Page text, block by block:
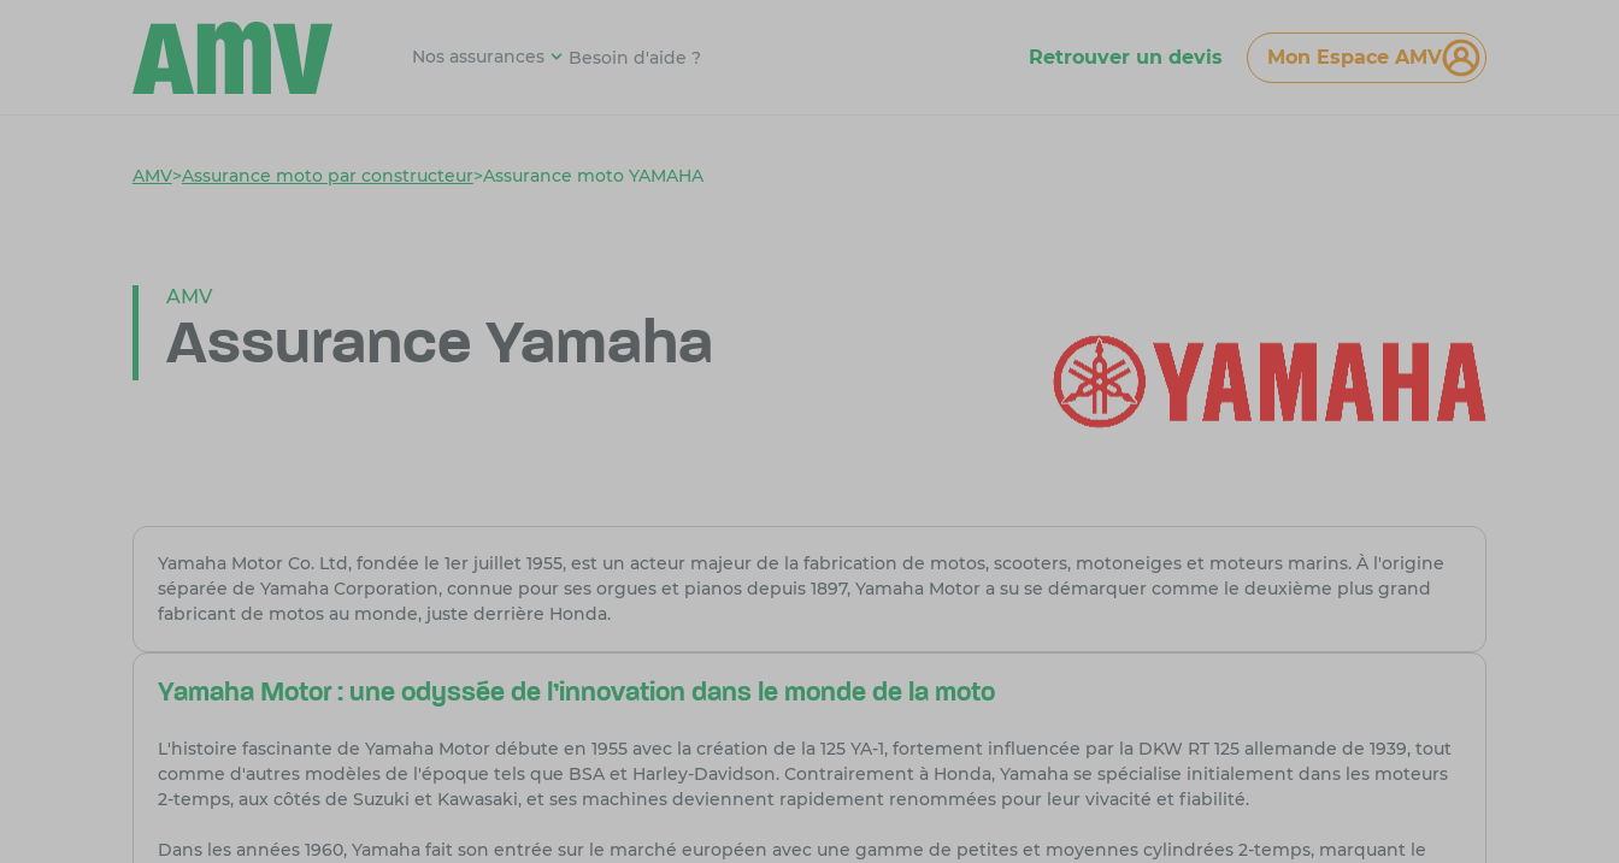
Nos assurances Besoin d'aide ? Retrouver un devis Mon Espace AMV
AMV>Assurance moto par constructeur>Assurance moto YAMAHA
AMV
Assurance Yamaha
Yamaha Motor Co. Ltd, fondée le 1er juillet 1955, est un acteur majeur de la fabrication de motos, scooters, motoneiges et moteurs marins. À l'origine
séparée de Yamaha Corporation, connue pour ses orgues et pianos depuis 1897, Yamaha Motor a su se démarquer comme le deuxième plus grand
fabricant de motos au monde, juste derrière Honda.
Yamaha Motor : une odyssée de l'innovation dans le monde de la moto
L'histoire fascinante de Yamaha Motor débute en 1955 avec la création de la 125 YA-1, fortement influencée par la DKW RT 125 allemande de 1939, tout
comme d'autres modèles de l'époque tels que BSA et Harley-Davidson. Contrairement à Honda, Yamaha se spécialise initialement dans les moteurs
2-temps, aux côtés de Suzuki et Kawasaki, et ses machines deviennent rapidement renommées pour leur vivacité et fiabilité.
Dans les années 1960, Yamaha fait son entrée sur le marché européen avec une gamme de petites et moyennes cylindrées 2-temps, marquant le